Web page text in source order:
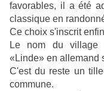
favorables, il a été
classique en
Ce choix s'inscrit
Le nom du village
«Linde» en allemand
C'est du reste un
commune.